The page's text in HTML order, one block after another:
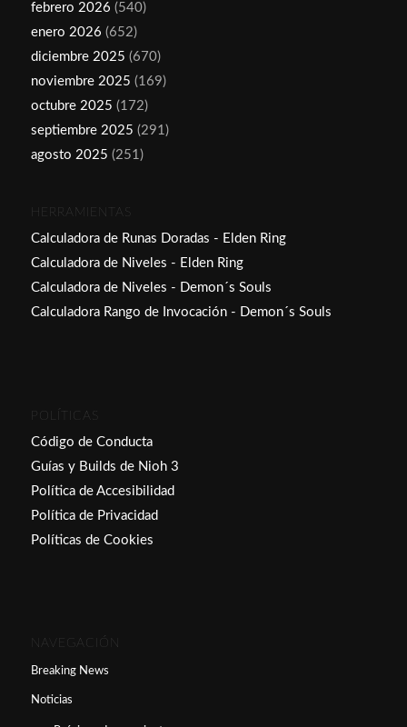
febrero 2026 (540)
enero 2026 (652)
diciembre 2025 (670)
noviembre 2025 (169)
octubre 2025 (172)
septiembre 2025 (291)
agosto 2025 (251)
HERRAMIENTAS
Calculadora de Runas Doradas - Elden Ring
Calculadora de Niveles - Elden Ring
Calculadora de Niveles - Demon´s Souls
Calculadora Rango de Invocación - Demon´s Souls
POLÍTICAS
Código de Conducta
Guías y Builds de Nioh 3
Política de Accesibilidad
Política de Privacidad
Políticas de Cookies
NAVEGACIÓN
Breaking News
Noticias